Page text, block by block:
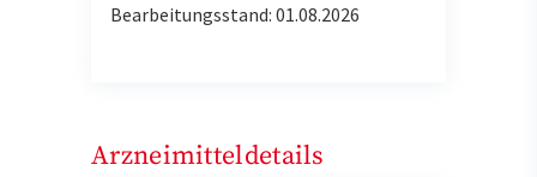
Bearbeitungsstand: 01.08.2026
Arzneimitteldetails